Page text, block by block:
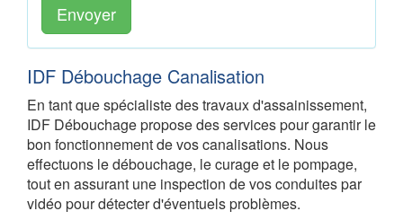
Envoyer
IDF Débouchage Canalisation
En tant que spécialiste des travaux d'assainissement,
IDF Débouchage propose des services pour garantir le
bon fonctionnement de vos canalisations. Nous
effectuons le débouchage, le curage et le pompage,
tout en assurant une inspection de vos conduites par
vidéo pour détecter d'éventuels problèmes.